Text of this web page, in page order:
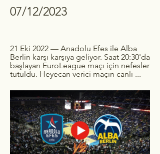
07/12/2023
21 Eki 2022 — Anadolu Efes ile Alba
Berlin karşı karşıya geliyor. Saat 20:30'da
başlayan EuroLeague maçı için nefesler
tutuldu. Heyecan verici maçın canlı ...